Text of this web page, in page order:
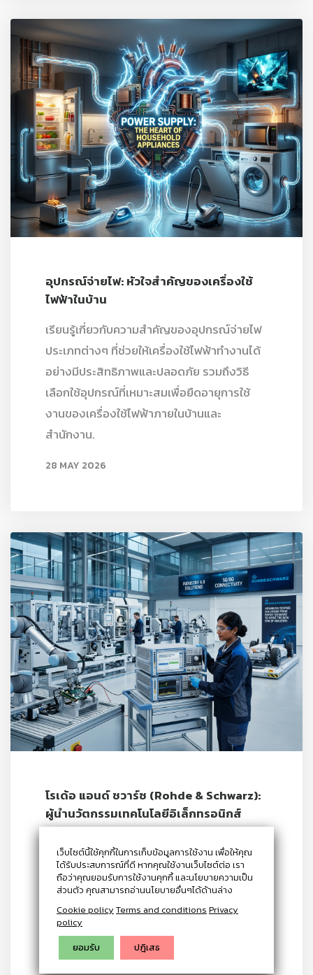
อุปกรณ์จ่ายไฟ: หัวใจสำคัญของเครื่องใช้
ไฟฟ้าในบ้าน
เรียนรู้เกี่ยวกับความสำคัญของอุปกรณ์จ่ายไฟ
ประเภทต่างๆ ที่ช่วยให้เครื่องใช้ไฟฟ้าทำงานได้
อย่างมีประสิทธิภาพและปลอดภัย รวมถึงวิธี
เลือกใช้อุปกรณ์ที่เหมาะสมเพื่อยืดอายุการใช้
งานของเครื่องใช้ไฟฟ้าภายในบ้านและ
สำนักงาน.
28 MAY 2026
โรเด้อ แอนด์ ชวาร์ซ (Rohde & Schwarz):
ผู้นำนวัตกรรมเทคโนโลยีอิเล็กทรอนิกส์
ระดับโลก
ทำความรู้จัก Rohde & Schwarz บริษัท
เทคโนโลยีอิเล็กทรอนิกส์ชั้นนำจากเยอรมนี ผู้
เชี่ยวชาญด้านการทดสอบและวัดค่า, การแพร่
ภาพและกระจายเสียง, ความปลอดภัยทาง
ไซเบอร์ และอื่นๆ ที่ขับเคลื่อนโลกแห่งนวัตกรรม
เว็บไซต์นี้ใช้คุกกี้ในการเก็บข้อมูลการใช้งาน เพื่อให้คุณ
ได้รับประสบการณ์ที่ดี หากคุณใช้งานเว็บไซต์ต่อ เรา
ถือว่าคุณยอมรับการใช้งานคุกกี้ และนโยบายความเป็น
ส่วนตัว คุณสามารถอ่านนโยบายอื่นๆได้ด้านล่าง
Cookie policy Terms and conditions Privacy
policy
ยอมรับ
ปฎิเสธ